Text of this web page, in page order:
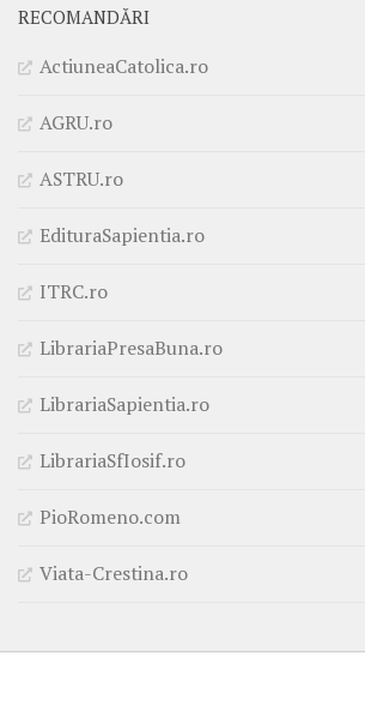
RECOMANDĂRI
ActiuneaCatolica.ro
AGRU.ro
ASTRU.ro
EdituraSapientia.ro
ITRC.ro
LibrariaPresaBuna.ro
LibrariaSapientia.ro
LibrariaSfIosif.ro
PioRomeno.com
Viata-Crestina.ro